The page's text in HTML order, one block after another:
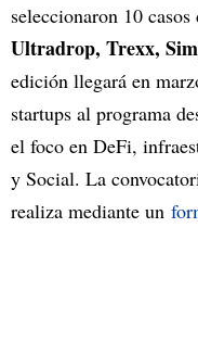
seleccionaron 10
Ultradrop, Trexx,
edición llegará en
startups al programa
el foco en DeFi,
y Social. La
realiza mediante un